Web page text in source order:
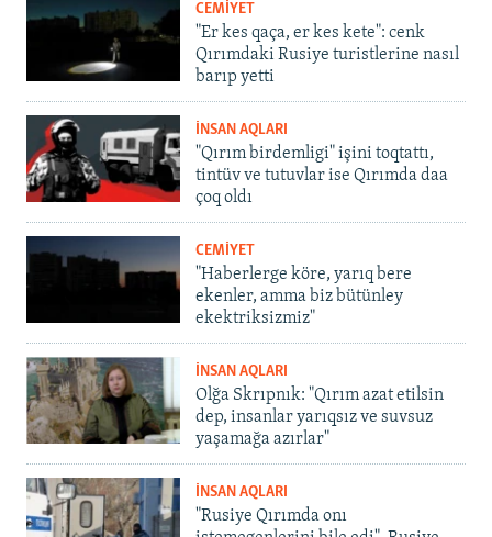
CEMİYET
"Er kes qaça, er kes kete": cenk
Qırımdaki Rusiye turistlerine nasıl
barıp yetti
İNSAN AQLARI
"Qırım birdemligi" işini toqtattı,
tintüv ve tutuvlar ise Qırımda daa
çoq oldı
CEMİYET
"Haberlerge köre, yarıq bere
ekenler, amma biz bütünley
ekektriksizmiz"
İNSAN AQLARI
Olğa Skrıpnık: "Qırım azat etilsin
dep, insanlar yarıqsız ve suvsuz
yaşamağa azırlar"
İNSAN AQLARI
"Rusiye Qırımda onı